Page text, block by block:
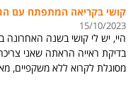
מצליח לקבל ייעוץ משום רופא.
רופאים מקצועיים ולאחרונה עם
לאופטומטריסט. כמובן
קושי בקריאה המתפתח עם
15/10/2023
היי, יש לי קושי בשנה האחרונה
מסוגלת לקרוא ללא משקפיים,